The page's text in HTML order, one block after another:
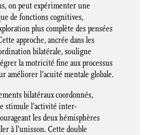
on peut expérimenter une
de fonctions cognitives,
plus complète des pensées
approche, ancrée dans les
bilatérale, souligne
la motricité fine aux processus
améliorer l’acuité mentale globale.
bilatéraux coordonnés,
stimule l’activité inter-
les deux hémisphères
à l’unisson. Cette double